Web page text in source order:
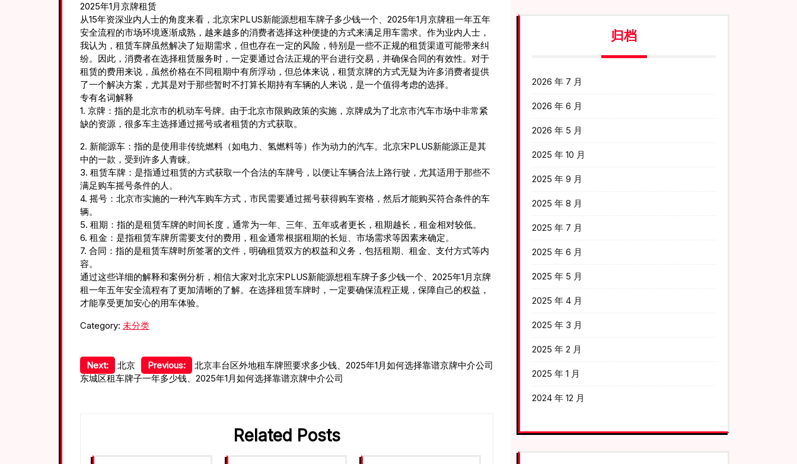
2025年1月京牌租赁
从15年资深业内人士的角度来看，北京宋PLUS新能源想租车牌子多少钱一个、2025年1月京牌租一年五年
安全流程的市场环境逐渐成熟，越来越多的消费者选择这种便捷的方式来满足用车需求。作为业内人士，
我认为，租赁车牌虽然解决了短期需求，但也存在一定的风险，特别是一些不正规的租赁渠道可能带来纠
纷。因此，消费者在选择租赁服务时，一定要通过合法正规的平台进行交易，并确保合同的有效性。对于
租赁的费用来说，虽然价格在不同租期中有所浮动，但总体来说，租赁京牌的方式无疑为许多消费者提供
了一个解决方案，尤其是对于那些暂时不打算长期持有车辆的人来说，是一个值得考虑的选择。
专有名词解释
1. 京牌：指的是北京市的机动车号牌。由于北京市限购政策的实施，京牌成为了北京市汽车市场中非常紧
缺的资源，很多车主选择通过摇号或者租赁的方式获取。
2. 新能源车：指的是使用非传统燃料（如电力、氢燃料等）作为动力的汽车。北京宋PLUS新能源正是其
中的一款，受到许多人青睐。
3. 租赁车牌：是指通过租赁的方式获取一个合法的车牌号，以便让车辆合法上路行驶，尤其适用于那些不
满足购车摇号条件的人。
4. 摇号：北京市实施的一种汽车购车方式，市民需要通过摇号获得购车资格，然后才能购买符合条件的车
辆。
5. 租期：指的是租赁车牌的时间长度，通常为一年、三年、五年或者更长，租期越长，租金相对较低。
6. 租金：是指租赁车牌所需要支付的费用，租金通常根据租期的长短、市场需求等因素来确定。
7. 合同：指的是租赁车牌时所签署的文件，明确租赁双方的权益和义务，包括租期、租金、支付方式等内
容。
通过这些详细的解释和案例分析，相信大家对北京宋PLUS新能源想租车牌子多少钱一个、2025年1月京牌
租一年五年安全流程有了更加清晰的了解。在选择租赁车牌时，一定要确保流程正规，保障自己的权益，
才能享受更加安心的用车体验。
Category: 未分类
文
Previous: 北京丰台区外地租车牌照要求多少钱、2025年1月如何选择靠谱京牌中介公司
Next:
北京
东城区租车牌子一年多少钱、2025年1月如何选择靠谱京牌中介公司
Related Posts
归档
2026 年 7 月
2026 年 6 月
2026 年 5 月
2025 年 10 月
2025 年 9 月
2025 年 8 月
2025 年 7 月
2025 年 6 月
2025 年 5 月
2025 年 4 月
2025 年 3 月
2025 年 2 月
2025 年 1 月
2024 年 12 月